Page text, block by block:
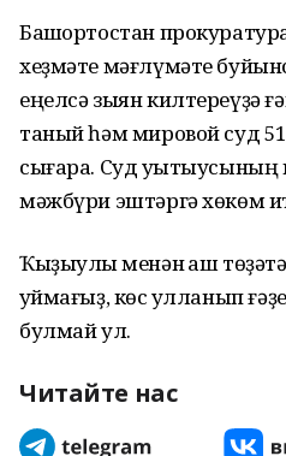
Башҡортостан
хеҙмәте мәғлүмәте
еңелсә зыян килтереүҙә
таный һәм мировой суд
сығара. Суд уҡытыусының
мәжбүри эштәргә хөкөм
Ҡыҙыулыҡ менән ҡаш
ҡуймағыҙ, көс ҡулланып
булмай ул.
Читайте нас